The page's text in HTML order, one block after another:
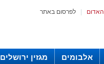
לפרסום באתר האדום
אלבומים מגזין ירושלים